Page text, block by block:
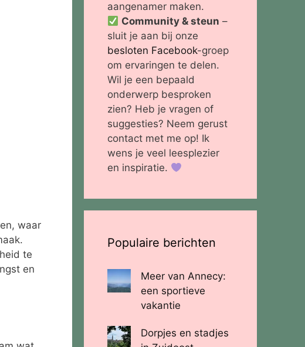
waar
te
en
aangenamer maken.
Community & steun –
sluit je aan bij onze
besloten Facebook-groep
om ervaringen te delen.
Wil je een bepaald
onderwerp besproken
zien? Heb je vragen of
suggesties? Neem gerust
contact met me op! Ik
wens je veel leesplezier
en inspiratie.
Populaire berichten
Meer van Annecy:
een sportieve
vakantie
Dorpjes en stadjes